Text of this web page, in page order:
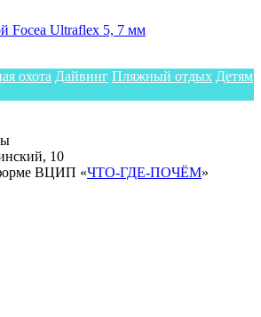
Focea Ultraflex 5, 7 мм
охота Дайвинг Пляжный отдых Детям
10
ВЦИП «ЧТО-ГДЕ-ПОЧЁМ»